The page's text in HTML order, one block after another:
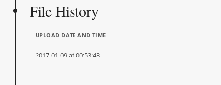
File History
UPLOAD DATE AND TIME
2017-01-09 at 00:53:43